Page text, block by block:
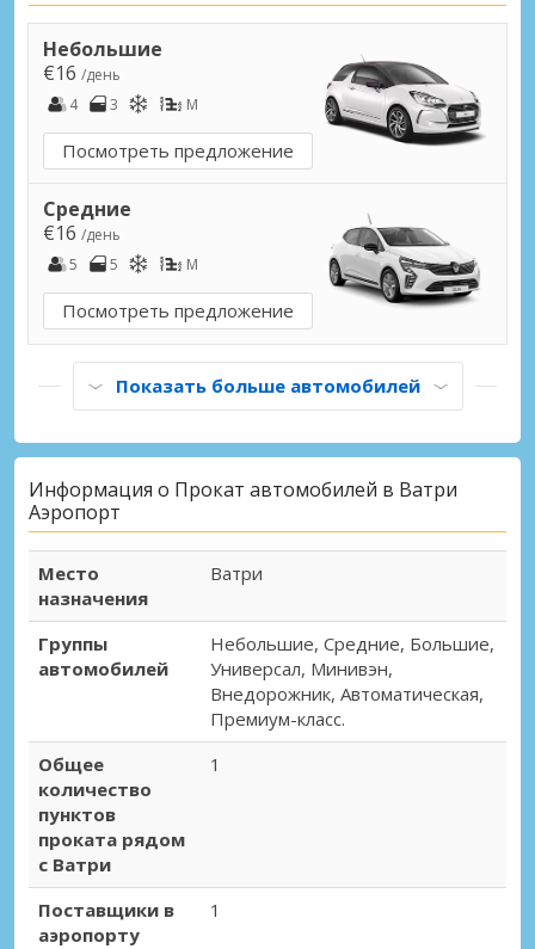
Небольшие
€16 /день
4
3 M
Посмотреть предложение
Средние
€16 /день
5
5 M
Посмотреть предложение
Показать больше автомобилей
Информация о Прокат автомобилей в Ватри
Аэропорт
Место
назначения
Ватри
Группы
автомобилей
Небольшие, Средние, Большие,
Универсал, Минивэн,
Внедорожник, Автоматическая,
Премиум-класс.
Общее
количество
пунктов
проката рядом
с Ватри
1
Поставщики в
аэропорту
1